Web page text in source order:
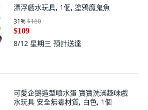
漂浮戲水玩具, 1個, 塗鴉魔鬼魚
31%$160
$109
8/12 星期三 預計送達
可愛企鵝造型噴水蛋 寶寶洗澡趣味戲
水玩具 安全無毒材質, 白色, 1個